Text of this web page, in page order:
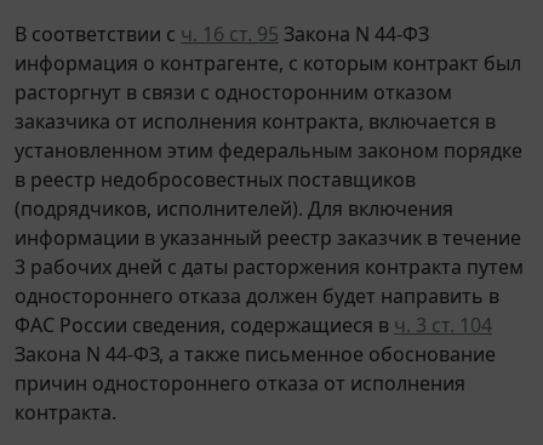
В соответствии с ч. 16 ст. 95 Закона N 44-ФЗ
информация о контрагенте, с которым контракт был
расторгнут в связи с односторонним отказом
заказчика от исполнения контракта, включается в
установленном этим федеральным законом порядке
в реестр недобросовестных поставщиков
(подрядчиков, исполнителей). Для включения
информации в указанный реестр заказчик в течение
3 рабочих дней с даты расторжения контракта путем
одностороннего отказа должен будет направить в
ФАС России сведения, содержащиеся в ч. 3 ст. 104
Закона N 44-ФЗ, а также письменное обоснование
причин одностороннего отказа от исполнения
контракта.